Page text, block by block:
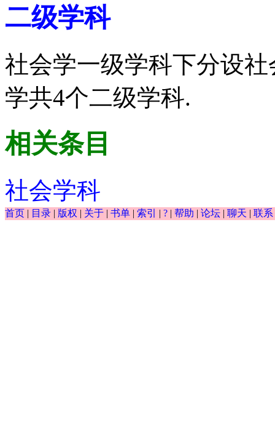
二级学科
社会学一级学科下分设
学共4个二级学科.
相关条目
社会学科
首页 | 目录 | 版权 | 关于 | 书单 | 索引 | ? | 帮助 | 论坛 | 聊天 | 联系